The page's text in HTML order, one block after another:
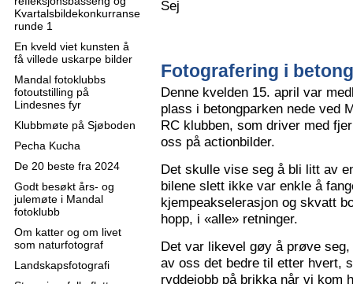
Kvartalsbildekonkurranse
runde 1
En kveld viet kunsten å
få villede uskarpe bilder
Mandal fotoklubbs
fotoutstilling på
Lindesnes fyr
Klubbmøte på Sjøboden
Pecha Kucha
De 20 beste fra 2024
Godt besøkt års- og
julemøte i Mandal
fotoklubb
Om katter og om livet
som naturfotograf
Landskapsfotografi
Sej
Fotografering i
Denne kvelden 15. april var
plass i betongparken nede ved
RC klubben, som driver med
oss på actionbilder.
Det skulle vise seg å bli litt av
bilene slett ikke var enkle å
kjempeakselerasjon og skvatt
hopp, i «alle» retninger.
Det var likevel gøy å prøve
av oss det bedre til etter hvert,
ryddejobb på brikka når vi kom